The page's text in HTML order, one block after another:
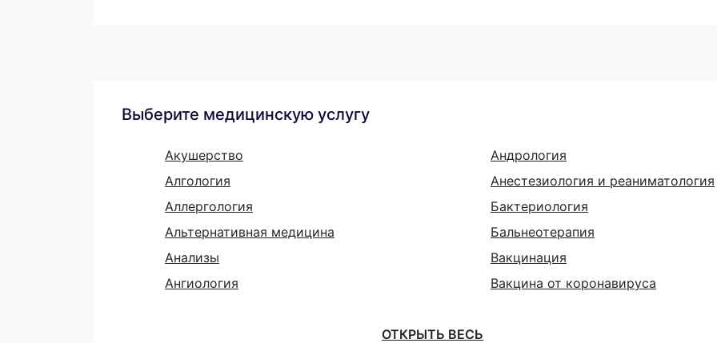
Выберите медицинскую услугу
Акушерство
Алгология
Аллергология
Альтернативная медицина
Анализы
Ангиология
Андрология
Анестезиология и реаниматология
Бактериология
Бальнеотерапия
Вакцинация
Вакцина от коронавируса
ОТКРЫТЬ ВЕСЬ